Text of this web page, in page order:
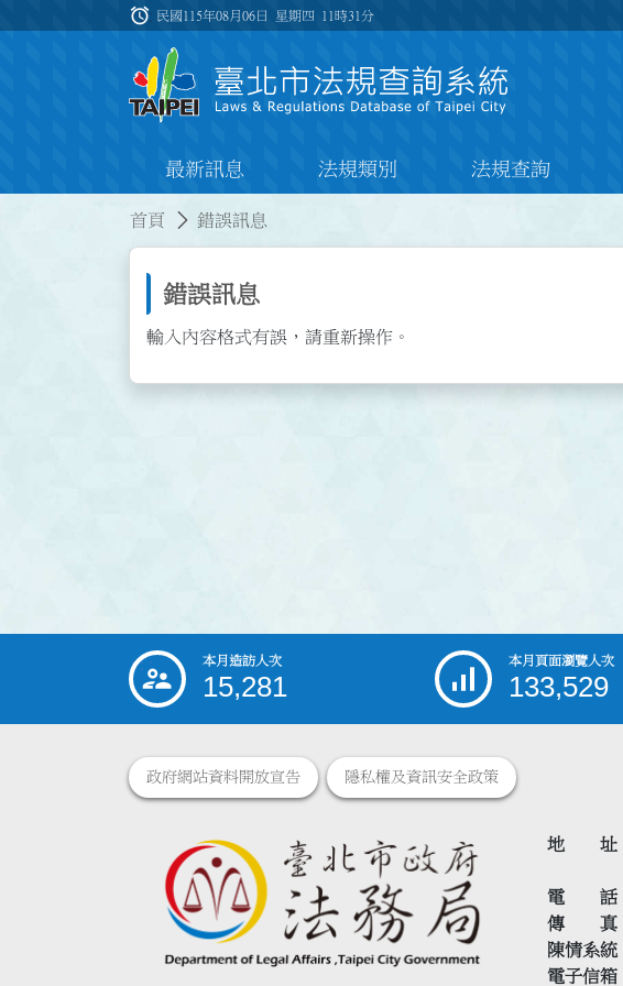
:::
alarm 民國115年08月06日 星期四 11時31分
最新訊息 法規類別 法規查詢
首頁 錯誤訊息
錯誤訊息
輸入內容格式有誤，請重新操作。
::: 本月造訪人次
15,281
本月頁面瀏覽人次
133,529
政府網站資料開放宣告 隱私權及資訊安全政策
地 址
電 話
傳 真
陳情系統
電子信箱